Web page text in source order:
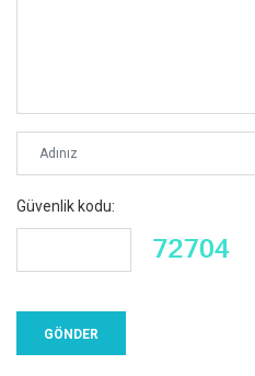
Güvenlik kodu: